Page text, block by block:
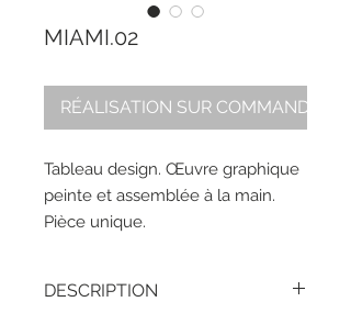
MIAMI.02
RÉALISATION SUR COMMANDE
Tableau design. Œuvre graphique
peinte et assemblée à la main.
Pièce unique.
DESCRIPTION